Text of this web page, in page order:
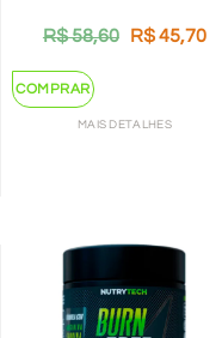
R$58,60 R$45,70
COMPRAR
MAIS DETALHES